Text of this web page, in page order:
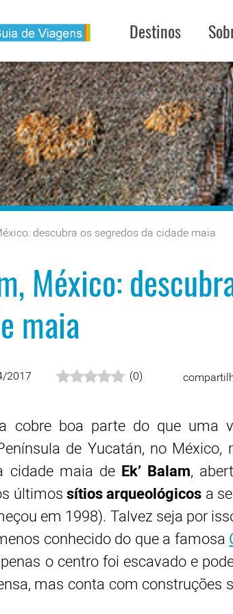
Destinos
descubra os segredos da cidade maia
México:
maia
2017 (0)
cobre boa parte do que uma
de Yucatán, no México,
cidade maia de Ek’ Balam,
últimos sítios arqueológicos a
em 1998). Talvez seja por
conhecido do que a famosa
o centro foi escavado e
mas conta com construções